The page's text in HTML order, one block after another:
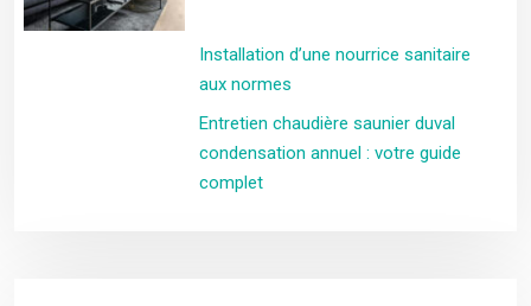
Installation d’une nourrice sanitaire
aux normes
Entretien chaudière saunier duval
condensation annuel : votre guide
complet